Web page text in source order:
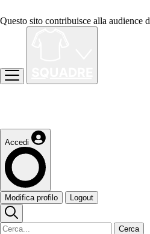
Questo sito contribuisce alla audience
Accedi
Modifica profilo Logout
Cerca